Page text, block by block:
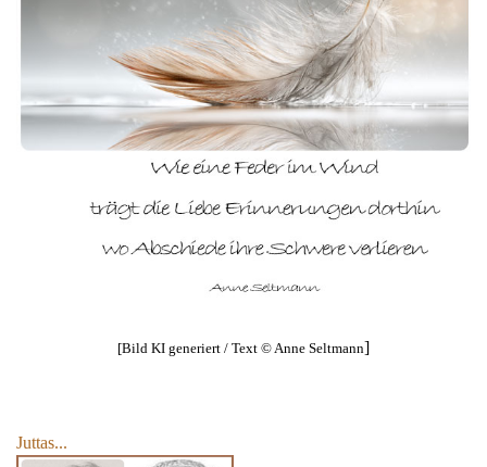
[Bild KI generiert / Text © Anne Seltmann]
Juttas...